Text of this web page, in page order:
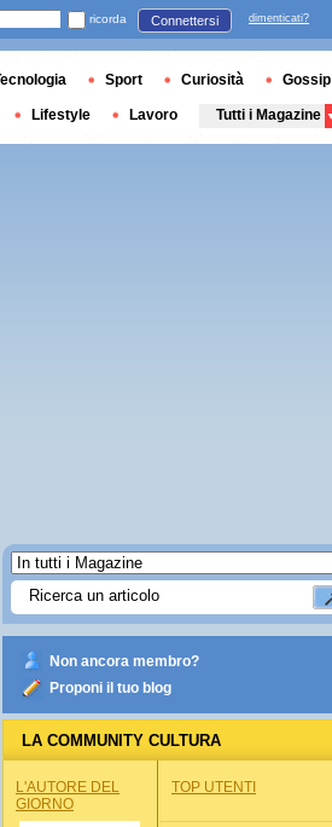
Non ancora membro?
Proponi il tuo blog
LA COMMUNITY CULTURA
L'AUTORE DEL
GIORNO
TOP UTENTI
ricorda Connettersi dimenticati?
Sport Curiosità Gossip
Lifestyle Lavoro Tutti i Magazine